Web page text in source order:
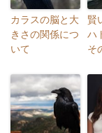
カラスの脳と大
きさの関係につ
いて
賢
ハ
そ